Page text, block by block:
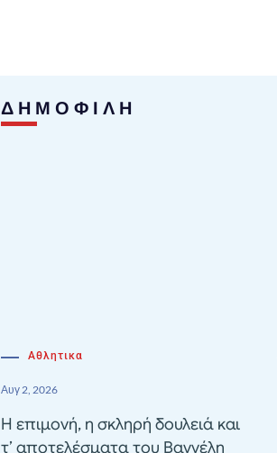
ΔΗΜΟΦΙΛΗ
Αθλητικα
Αυγ 2, 2026
Η επιμονή, η σκληρή δουλειά και
τ’ αποτελέσματα του Βαγγέλη